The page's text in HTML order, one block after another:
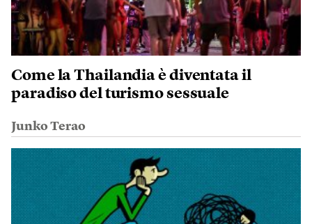
Come la Thailandia è diventata il
paradiso del turismo sessuale
Junko Terao